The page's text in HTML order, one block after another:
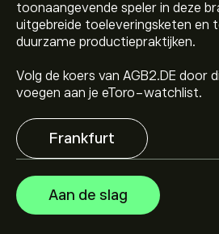
toonaangevende speler in deze
uitgebreide toeleveringsketen en
duurzame productiepraktijken.
Volg de koers van AGB2.DE door
voegen aan je eToro-watchlist.
Frankfurt
Aan de slag
Het gemiddelde koersdoel voor
is 11.05‎€‎.Meld je aanbij eToro
Analisten bieden voorspellingen
Beteiligungs AG gebaseerd op
rapporten en verwachte groei.
voorspelling voor toekomstige